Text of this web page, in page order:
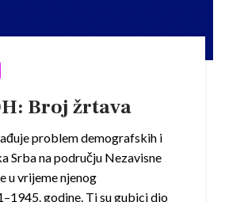
Broj žrtava
problem demografskih i
Srba na području Nezavisne
u vrijeme njenog
godine. Ti su gubici dio